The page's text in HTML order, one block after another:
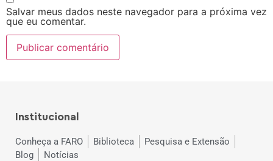
Salvar meus dados neste navegador para a próxima vez
que eu comentar.
Institucional
Conheça a FARO Biblioteca
Pesquisa e Extensão
Blog
Notícias